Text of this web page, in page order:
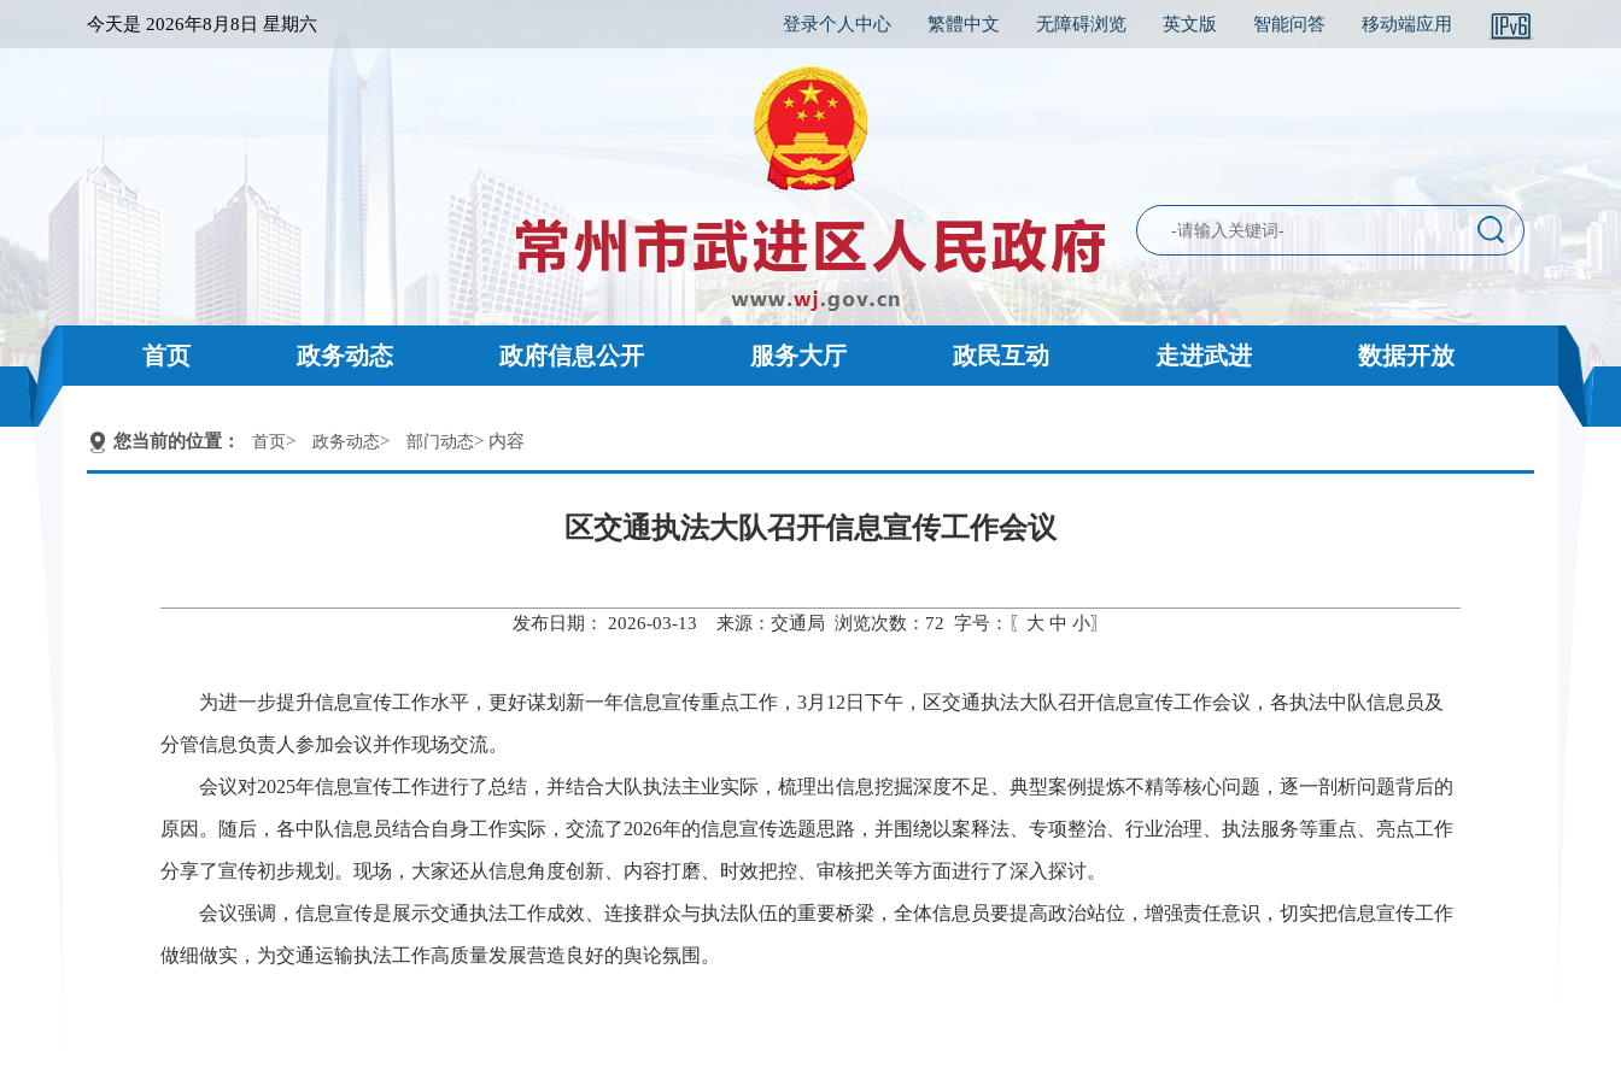
今天是 2026年8月8日 星期六 登录个人中心 繁體中文 无障碍浏览 英文版 智能问答 移动端应用
首页 政务动态 政府信息公开 服务大厅 政民互动 走进武进 数据开放
您当前的位置： 首页> 政务动态> 部门动态> 内容
区交通执法大队召开信息宣传工作会议
发布日期： 2026-03-13 来源：交通局 浏览次数： 72 字号：〖 大 中 小〗
为进一步提升信息宣传工作水平 ，更好谋划新一年信息宣传重点工作，3月12日下午，区交通执法大队召开信息宣传工作会议，各执法中队信息员及
分管信息负责人参加会议并作现场交流。
会议对2025年信息宣传工作进行了总结，并结合大队执法主业实际，梳理出信息挖掘深度不足、典型案例提炼不精等核心问题，逐一剖析问题背后的
原因。随后，各中队信息员结合自身工作实际，交流了2026年的信息宣传选题思路，并围绕以案释法、专项整治、行业治理、执法服务等重点、亮点工作
分享了宣传初步规划。现场，大家还从信息角度创新、内容打磨、时效把控、审核把关等方面进行了深入探讨。
会议强调，信息宣传是展示交通执法工作成效、连接群众与执法队伍的重要桥梁，全体信息员要提高政治站位，增强责任意识，切实把信息宣传工作
做细做实，为交通运输执法工作高质量发展营造良好的舆论氛围。